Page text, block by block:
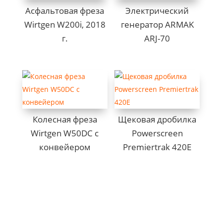
Асфальтовая фреза
Wirtgen W200i, 2018
г.
Электрический
генератор ARMAK
ARJ-70
Колесная фреза
Wirtgen W50DC с
конвейером
Щековая дробилка
Powerscreen
Premiertrak 420E